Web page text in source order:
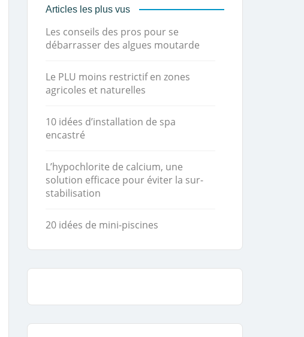
Articles les plus vus
Les conseils des pros pour se
débarrasser des algues moutarde
Le PLU moins restrictif en zones
agricoles et naturelles
10 idées d’installation de spa
encastré
L’hypochlorite de calcium, une
solution efficace pour éviter la sur-
stabilisation
20 idées de mini-piscines